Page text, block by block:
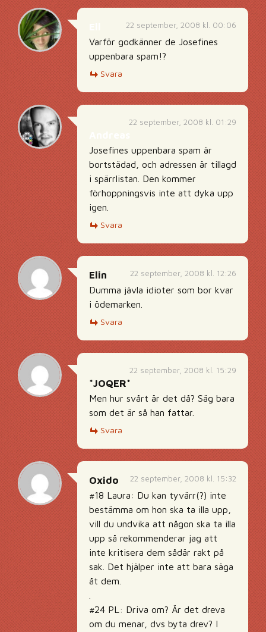
22 september, 2008 kl. 00:06
Varför godkänner de Josefines
uppenbara spam!?
Svara
22 september, 2008 kl. 01:29
Josefines uppenbara spam är
bortstädad, och adressen är tillagd
i spärrlistan. Den kommer
förhoppningsvis inte att dyka upp
igen.
Svara
22 september, 2008 kl. 12:26
Elin
Dumma jävla idioter som bor kvar
i ödemarken.
Svara
22 september, 2008 kl. 15:29
*JOQER*
Men hur svårt är det då? Säg bara
som det är så han fattar.
Svara
22 september, 2008 kl. 15:32
Oxido
#18 Laura: Du kan tyvärr(?) inte
bestämma om hon ska ta illa upp,
vill du undvika att någon ska ta illa
upp så rekommenderar jag att
inte kritisera dem sådär rakt på
sak. Det hjälper inte att bara säga
åt dem.
#24 PL: Driva om? Är det dreva
om du menar, dvs byta drev? I